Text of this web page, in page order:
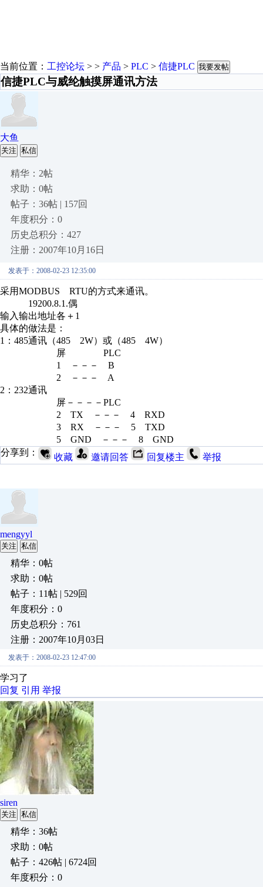
当前位置： 工控论坛 > > 产品 > PLC > 信捷PLC 我要发帖
信捷PLC与威纶触摸屏通讯方法
大鱼
关注 私信
精华：2帖
求助：0帖
帖子：36帖 | 157回
年度积分：0
历史总积分：427
注册：2007年10月16日
发表于：2008-02-23 12:35:00
采用MODBUS RTU的方式来通讯。
19200.8.1.偶
输入输出地址各＋1
具体的做法是：
1：485通讯（485 2W）或（485 4W）
屏 PLC
1 －－－ B
2 －－－ A
2：232通讯
屏－－－－PLC
2 TX －－－ 4 RXD
3 RX －－－ 5 TXD
5 GND －－－ 8 GND
分享到：
收藏 邀请回答 回复楼主 举报
mengyyl
关注 私信
精华：0帖
求助：0帖
帖子：11帖 | 529回
年度积分：0
历史总积分：761
注册：2007年10月03日
发表于：2008-02-23 12:47:00
学习了
回复 引用 举报
siren
关注 私信
精华：36帖
求助：0帖
帖子：426帖 | 6724回
年度积分：0